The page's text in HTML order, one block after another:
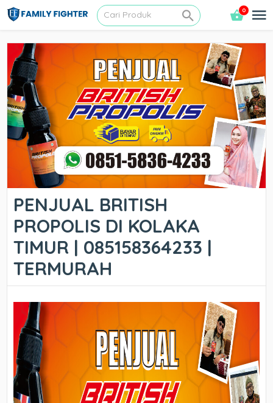
0
PENJUAL BRITISH
PROPOLIS DI KOLAKA
TIMUR | 085158364233 |
TERMURAH